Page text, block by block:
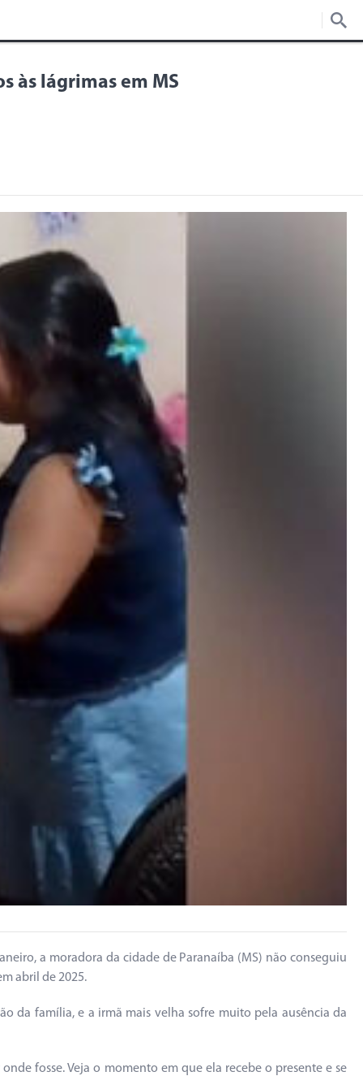
às lágrimas em MS
a moradora da cidade de Paranaíba (MS) não conseguiu
abril de 2025.
da família, e a irmã mais velha sofre muito pela ausência da
fosse. Veja o momento em que ela recebe o presente e se